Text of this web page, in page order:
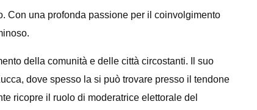
Con una profonda passione per il coinvolgimento
della comunità e delle città circostanti. Il suo
dove spesso la si può trovare presso il tendone
ricopre il ruolo di moderatrice elettorale del